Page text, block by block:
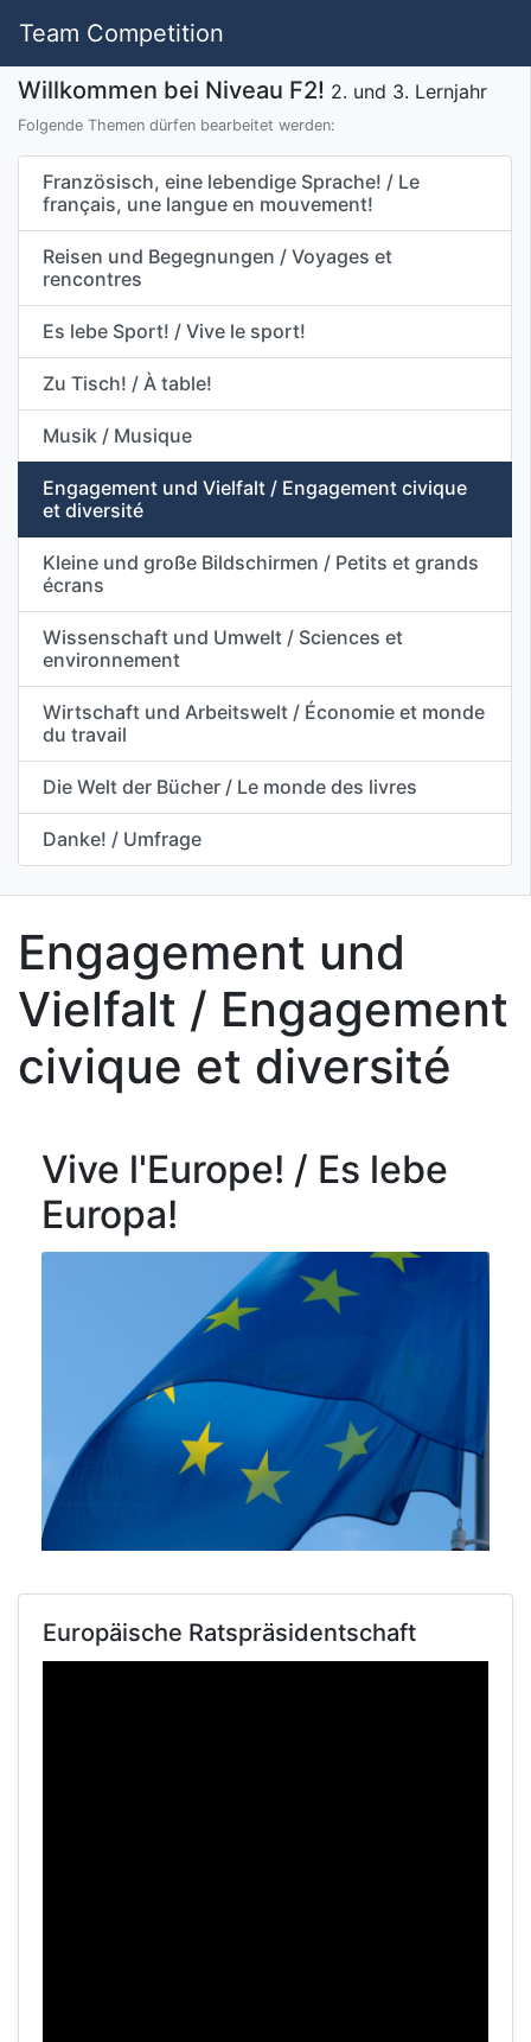
Team Competition
Willkommen bei Niveau F2! 2. und 3. Lernjahr
Folgende Themen dürfen bearbeitet werden:
Französisch, eine lebendige Sprache! / Le
français, une langue en mouvement!
Reisen und Begegnungen / Voyages et
rencontres
Es lebe Sport! / Vive le sport!
Zu Tisch! / À table!
Musik / Musique
Engagement und Vielfalt / Engagement civique
et diversité
Kleine und große Bildschirmen / Petits et grands
écrans
Wissenschaft und Umwelt / Sciences et
environnement
Wirtschaft und Arbeitswelt / Économie et monde
du travail
Die Welt der Bücher / Le monde des livres
Danke! / Umfrage
Engagement und
Vielfalt / Engagement
civique et diversité
Vive l'Europe! / Es lebe
Europa!
Europäische Ratspräsidentschaft